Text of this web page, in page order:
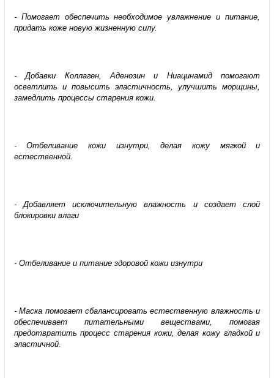
- Помогает обеспечить необходимое увлажнение и питание,
придать коже новую жизненную силу.
- Добавки Коллаген, Аденозин и Ниацинамид помогают
осветлить и повысить эластичность, улучшить морщины,
замедлить процессы старения кожи.
- Отбеливание кожи изнутри, делая кожу мягкой и
естественной.
- Добавляет исключительную влажность и создает слой
блокировки влаги
- Отбеливание и питание здоровой кожи изнутри
- Маска помогает сбалансировать естественную влажность и
обеспечивает питательными веществами, помогая
предотвратить процесс старения кожи, делая кожу гладкой и
эластичной.